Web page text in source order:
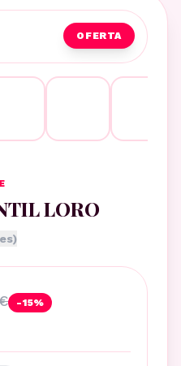
OFERTA
LORO
-15%